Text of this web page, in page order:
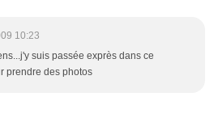
10:23
suis passée exprès dans ce
prendre des photos